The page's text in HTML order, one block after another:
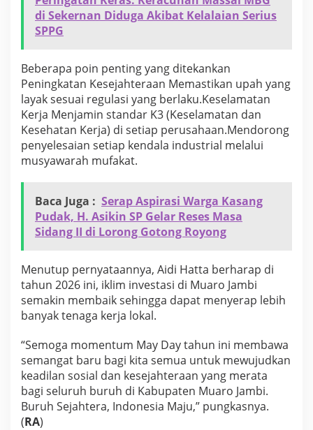
di Sekernan Diduga Akibat Kelalaian Serius
SPPG
​Beberapa poin penting yang ditekankan
Peningkatan Kesejahteraan Memastikan upah yang
layak sesuai regulasi yang berlaku.Keselamatan
Kerja Menjamin standar K3 (Keselamatan dan
Kesehatan Kerja) di setiap perusahaan.Mendorong
penyelesaian setiap kendala industrial melalui
musyawarah mufakat.
Baca Juga : Serap Aspirasi Warga Kasang
Pudak, H. Asikin SP Gelar Reses Masa
Sidang II di Lorong Gotong Royong
​Menutup pernyataannya, Aidi Hatta berharap di
tahun 2026 ini, iklim investasi di Muaro Jambi
semakin membaik sehingga dapat menyerap lebih
banyak tenaga kerja lokal.
“Semoga momentum May Day tahun ini membawa
semangat baru bagi kita semua untuk mewujudkan
keadilan sosial dan kesejahteraan yang merata
bagi seluruh buruh di Kabupaten Muaro Jambi.
Buruh Sejahtera, Indonesia Maju,” pungkasnya.
(RA)